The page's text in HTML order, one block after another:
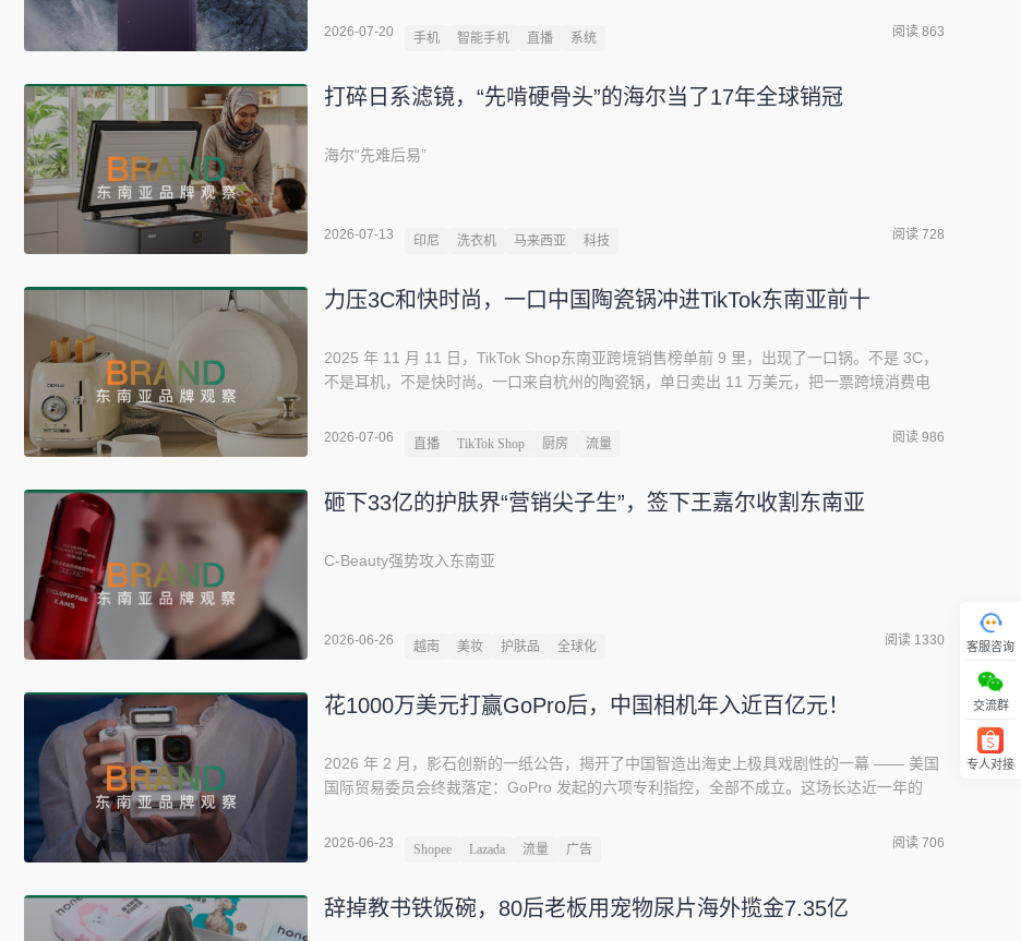
市场份额却从 2020 年巅峰的 21.2% 回落到 2026 年一季度的 13% 左右—— 主动弃份额，
在手机行业并不多见。图源：kalodata研究机构解释：同期 vivo 均价明显上升，涨幅居厂商
段 —— 一条更慢、更难、更可持续的路。
2026-07-20 手机 智能手机 直播 系统 阅读 863
打碎日系滤镜，“先啃硬骨头”的海尔当了17年全球销冠
海尔“先难后易”
2026-07-13 印尼 洗衣机 马来西亚 科技 阅读 728
力压3C和快时尚，一口中国陶瓷锅冲进TikTok东南亚前十
2025 年 11 月 11 日，TikTok Shop东南亚跨境销售榜单前 9 里，出现了一口锅。不是 3C，
不是耳机，不是快时尚。一口来自杭州的陶瓷锅，单日卖出 11 万美元，把一票跨境消费电
一家代工厂的自有品牌试水，在东南亚市场几乎无人知晓。三年之后，凭借通过 FDA 与
SGS 双重认证的陶瓷涂层核心技术，Redchef 登顶 TikTok Shop 锅具品类市场份额第一。一
2026-07-06 直播 TikTok Shop 厨房 流量 阅读 986
砸下33亿的护肤界“营销尖子生”，签下王嘉尔收割东南亚
C-Beauty强势攻入东南亚
2026-06-26 越南 美妆 护肤品 全球化 阅读 1330
花1000万美元打赢GoPro后，中国相机年入近百亿元！
2026 年 2 月，影石创新的一纸公告，揭开了中国智造出海史上极具戏剧性的一幕 —— 美国
国际贸易委员会终裁落定：GoPro 发起的六项专利指控，全部不成立。这场长达近一年的
路障”，败诉率高达 60%。GoPro 意图用六项专利发起 “饱和式狙击”，影石砸下 1000 万美
元应诉 —— 结果，六项指控，全部打穿。图源：影石更耐人寻味的是另一组数字：官司打着
66.76 亿元，占总盘的 69.03 %。
2026-06-23 Shopee Lazada 流量 广告 阅读 706
辞掉教书铁饭碗，80后老板用宠物尿片海外揽金7.35亿
客服咨询
交流群
专人对接